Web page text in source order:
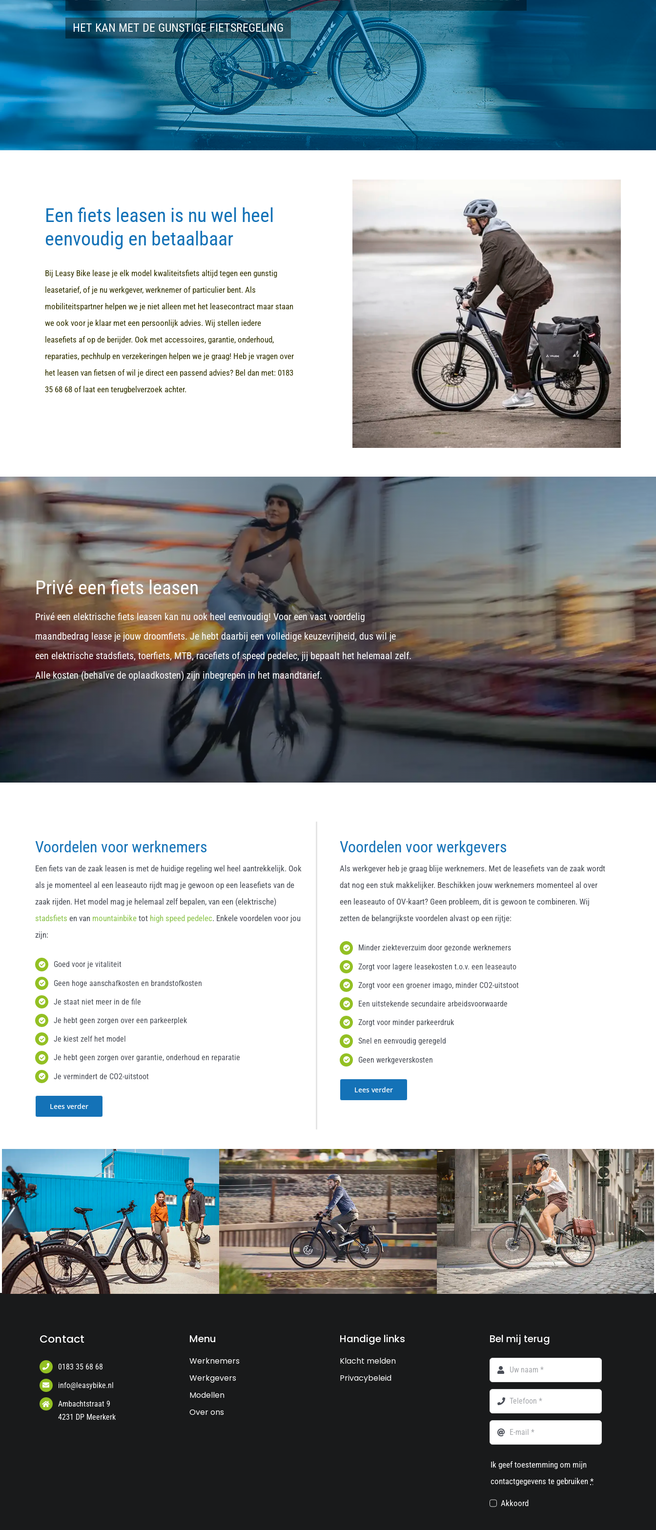
HET KAN MET DE GUNSTIGE FIETSREGELING
Een fiets leasen is nu wel heel
eenvoudig en betaalbaar
Bij Leasy Bike lease je elk model kwaliteitsfiets altijd tegen een gunstig
leasetarief, of je nu werkgever, werknemer of particulier bent. Als
mobiliteitspartner helpen we je niet alleen met het leasecontract maar staan
we ook voor je klaar met een persoonlijk advies. Wij stellen iedere
leasefiets af op de berijder. Ook met accessoires, garantie, onderhoud,
reparaties, pechhulp en verzekeringen helpen we je graag! Heb je vragen over
het leasen van fietsen of wil je direct een passend advies? Bel dan met: 0183
35 68 68of laat een terugbelverzoek achter.
Privé een fiets leasen
Privé een elektrische fiets leasen kan nu ook heel eenvoudig! Voor een vast voordelig
maandbedrag lease je jouw droomfiets. Je hebt daarbij een volledige keuzevrijheid, dus wil je
een elektrische stadsfiets, toerfiets,MTB,racefiets ofspeed pedelec, jij bepaalt het helemaal zelf.
Alle kosten (behalve de oplaadkosten) zijn inbegrepen in het maandtarief.
Voordelen voor werknemers
Een fiets van de zaak leasen is met de huidige regeling wel heel aantrekkelijk. Ook
als je momenteel al een leaseauto rijdt mag je gewoon op een leasefiets van de
zaak rijden. Het model mag je helemaal zelf bepalen, van een (elektrische)
stadsfiets en van mountainbiketot high speed pedelec. Enkele voordelen voor jou
zijn:
Goed voor je vitaliteit
Geen hoge aanschafkosten en brandstofkosten
Je staat niet meer in de file
Je hebt geen zorgen over een parkeerplek
Je kiest zelf het model
Je hebt geen zorgen over garantie, onderhoud en reparatie
Je vermindert de CO2-uitstoot
Lees verder
Voordelen voor werkgevers
Als werkgever heb je graag blije werknemers. Met de leasefiets van de zaak wordt
dat nog een stuk makkelijker. Beschikken jouw werknemers momenteel al over
een leaseauto of OV-kaart? Geen probleem, dit is gewoon te combineren. Wij
zetten de belangrijkste voordelen alvast op een rijtje:
Minder ziekteverzuim door gezonde werknemers
Zorgt voor lagere leasekosten t.o.v. een leaseauto
Zorgt voor een groener imago, minder CO2-uitstoot
Een uitstekende secundaire arbeidsvoorwaarde
Zorgt voor minder parkeerdruk
Snel en eenvoudig geregeld
Geen werkgeverskosten
Lees verder
Contact
0183 35 68 68
info@leasybike.nl
Ambachtstraat 9
4231 DP Meerkerk
Menu
Werknemers
Werkgevers
Modellen
Over ons
Handige links
Klacht melden
Privacybeleid
Bel mij terug
Ik geef toestemming om mijn
contactgegevens te gebruiken*
Akkoord